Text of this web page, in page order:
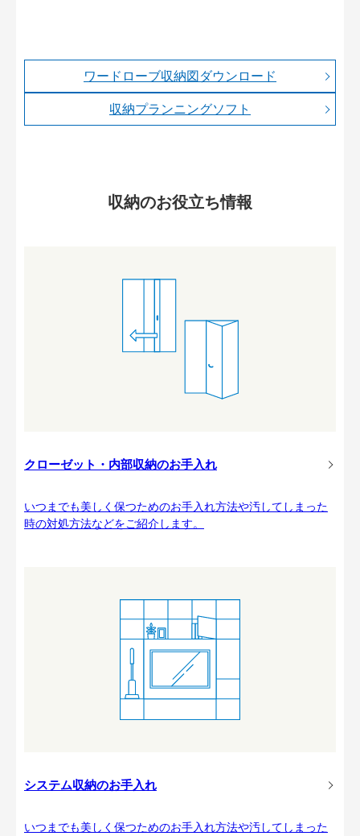
ワードローブ収納図ダウンロード
収納プランニングソフト
収納のお役立ち情報
クローゼット・内部収納のお手入れ
いつまでも美しく保つためのお手入れ方法や汚してしまった
時の対処方法などをご紹介します。
システム収納のお手入れ
いつまでも美しく保つためのお手入れ方法や汚してしまった